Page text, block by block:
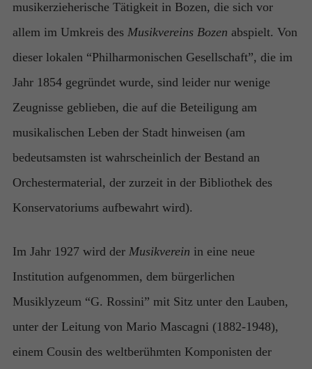
musikerzieherische Tätigkeit in Bozen, die sich vor
allem im Umkreis des Musikvereins Bozen abspielt. Von
dieser lokalen “Philharmonischen Gesellschaft”, die im
Jahr 1854 gegründet wurde, sind leider nur wenige
Zeugnisse geblieben, die auf die Beteiligung am
musikalischen Leben der Stadt hinweisen (am
bedeutsamsten ist wahrscheinlich der Bestand an
Orchestermaterial, der zurzeit in der Bibliothek des
Konservatoriums aufbewahrt wird).
Im Jahr 1927 wird der Musikverein in eine neue
Institution aufgenommen, dem bürgerlichen
Musiklyzeum “G. Rossini” mit Sitz unter den Lauben,
unter der Leitung von Mario Mascagni (1882-1948),
einem Cousin des weltberühmten Komponisten der